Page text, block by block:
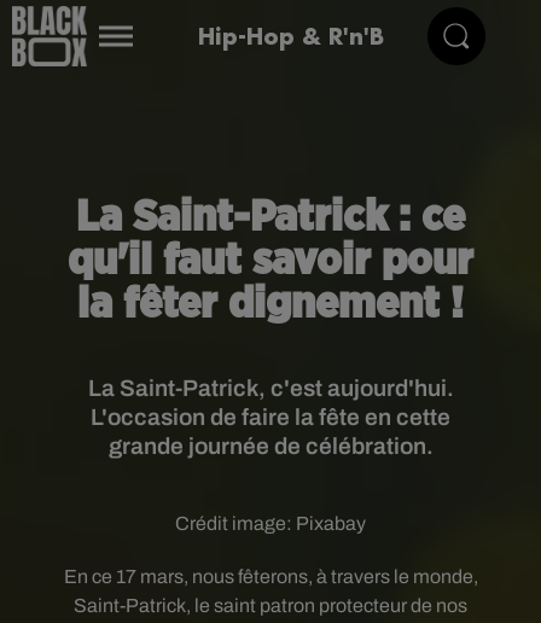
Hip-Hop & R'n'B
La Saint-Patrick : ce
qu'il faut savoir pour
la fêter dignement !
La Saint-Patrick, c'est aujourd'hui.
L'occasion de faire la fête en cette
grande journée de célébration.
Crédit image: Pixabay
En ce 17 mars, nous fêterons, à travers le monde,
Saint-Patrick, le saint patron protecteur de nos